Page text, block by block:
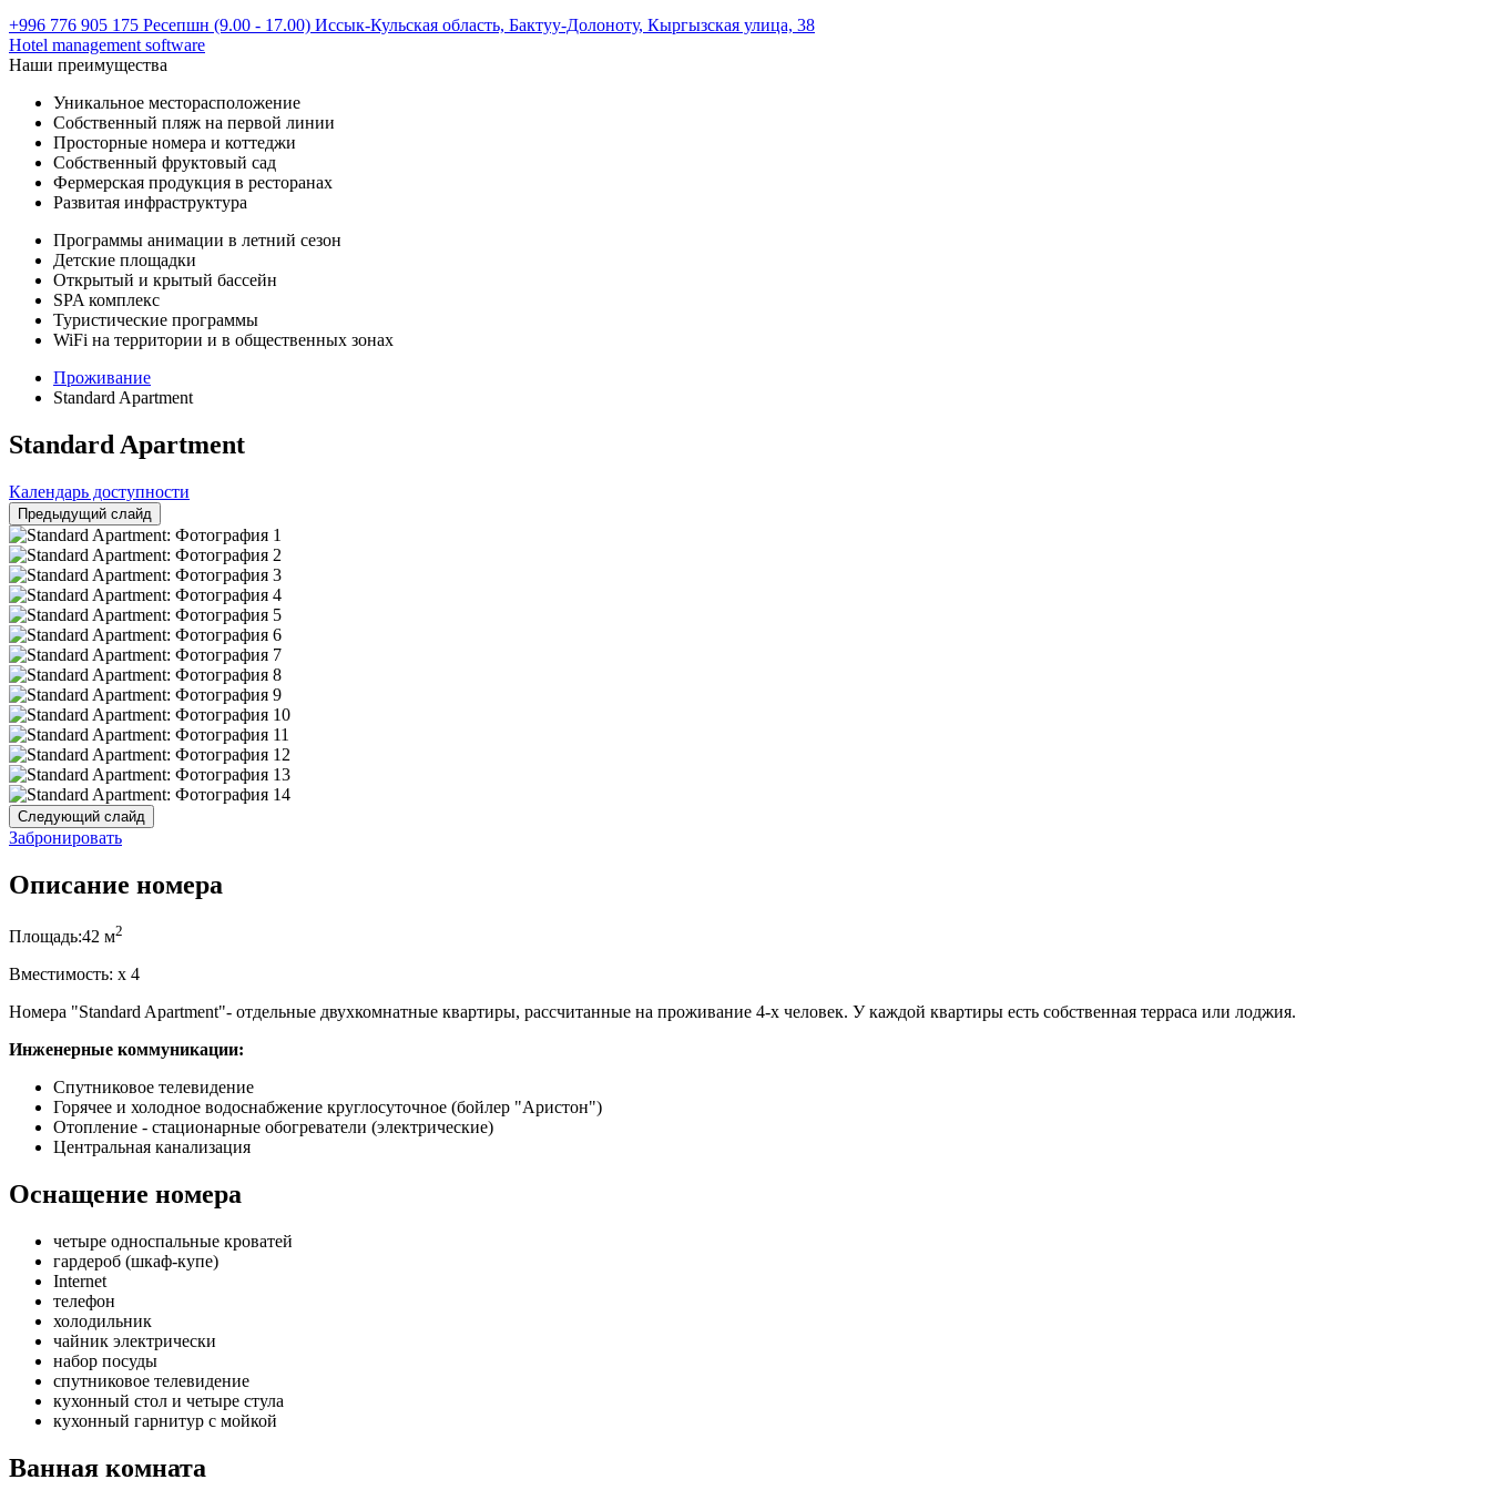
+996 776 905 175 Ресепшн (9.00 - 17.00) Иссык-Кульская область, Бактуу-Долоноту, Кыргызская улица, 38
Hotel management software
Наши преимущества
Уникальное месторасположение
Собственный пляж на первой линии
Просторные номера и коттеджи
Собственный фруктовый сад
Фермерская продукция в ресторанах
Развитая инфраструктура
Программы анимации в летний сезон
Детские площадки
Открытый и крытый бассейн
SPA комплекс
Туристические программы
WiFi на территории и в общественных зонах
Проживание
Standard Apartment
Standard Apartment
Календарь доступности
Предыдущий слайд
Следующий слайд
Забронировать
Описание номера
Площадь:42 м2
Вместимость: x 4
Номера "Standard Apartment"- отдельные двухкомнатные квартиры, рассчитанные на проживание 4-х человек. У каждой квартиры есть собственная терраса или лоджия.
Инженерные коммуникации:
Спутниковое телевидение
Горячее и холодное водоснабжение круглосуточное (бойлер "Аристон")
Отопление - стационарные обогреватели (электрические)
Центральная канализация
Оснащение номера
четыре односпальные кроватей
гардероб (шкаф-купе)
Internet
телефон
холодильник
чайник электрически
набор посуды
спутниковое телевидение
кухонный стол и четыре стула
кухонный гарнитур с мойкой
Ванная комната